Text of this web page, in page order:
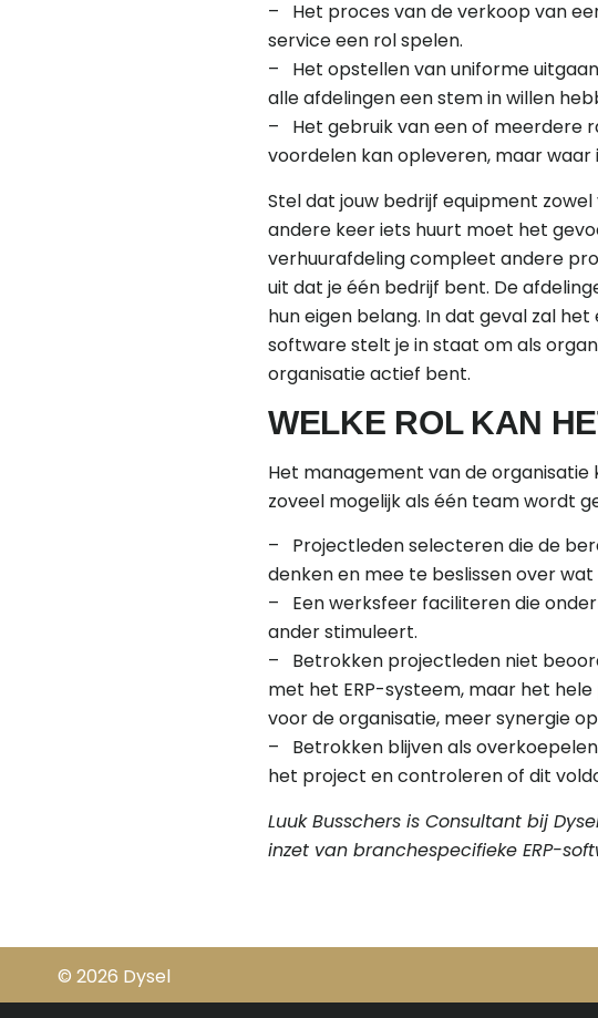
– Het proces van de verkoop van
service een rol spelen.
– Het opstellen van uniforme
alle afdelingen een stem in willen
– Het gebruik van een of meerdere
voordelen kan opleveren, maar waar
Stel dat jouw bedrijf equipment
andere keer iets huurt moet het
verhuurafdeling compleet andere
uit dat je één bedrijf bent. De
hun eigen belang. In dat geval zal
software stelt je in staat om als
organisatie actief bent.
WELKE ROL KAN
Het management van de
zoveel mogelijk als één team wordt
– Projectleden selecteren die de
denken en mee te beslissen over
– Een werksfeer faciliteren die
ander stimuleert.
– Betrokken projectleden niet
met het ERP-systeem, maar het
voor de organisatie, meer synergie
– Betrokken blijven als
het project en controleren of dit
Luuk Busschers is Consultant bij
inzet van branchespecifieke ERP-
© 2026 Dysel